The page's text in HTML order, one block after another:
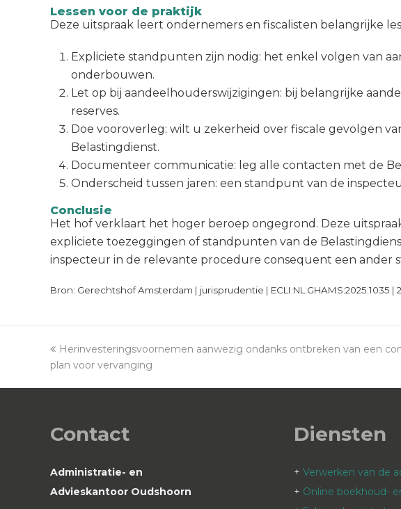
Lessen voor de praktijk
Deze uitspraak leert ondernemers en fiscalisten belangrijke
Expliciete standpunten zijn nodig: het enkel volgen van
onderbouwen.
Let op bij aandeelhouderswijzigingen: bij belangrijke
reserves.
Doe vooroverleg: wilt u zekerheid over fiscale gevolgen
Belastingdienst.
Documenteer communicatie: leg alle contacten met de
Onderscheid tussen jaren: een standpunt van de
Conclusie
Het hof verklaart het hoger beroep ongegrond. Deze
expliciete toezeggingen of standpunten van de
inspecteur in de relevante procedure consequent een ander
Bron: Gerechtshof Amsterdam | jurisprudentie | ECLI:NL:GHAMS:2025:1035 |
previous
post:
Herinvesteringsvoornemen aanwezig ondanks ontbreken van een
plan voor vervanging
Contact
Administratie- en
Advieskantoor Oudshoorn
Diensten
+ Verwerken van de
+ Online boekhoud-